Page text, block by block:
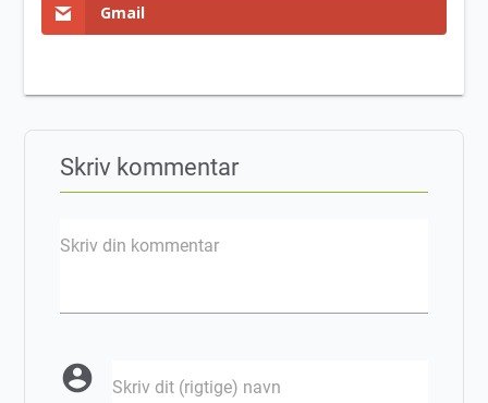
Gmail
Skriv kommentar
Skriv din kommentar
account_circle Skriv dit (rigtige) navn